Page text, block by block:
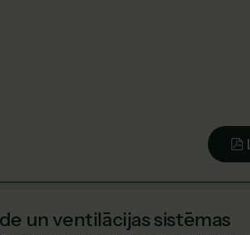
un ventilācijas sistēmas